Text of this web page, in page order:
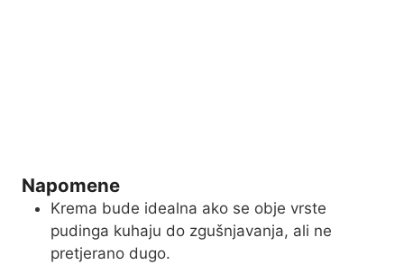
Napomene
Krema bude idealna ako se obje vrste
pudinga kuhaju do zgušnjavanja, ali ne
pretjerano dugo.